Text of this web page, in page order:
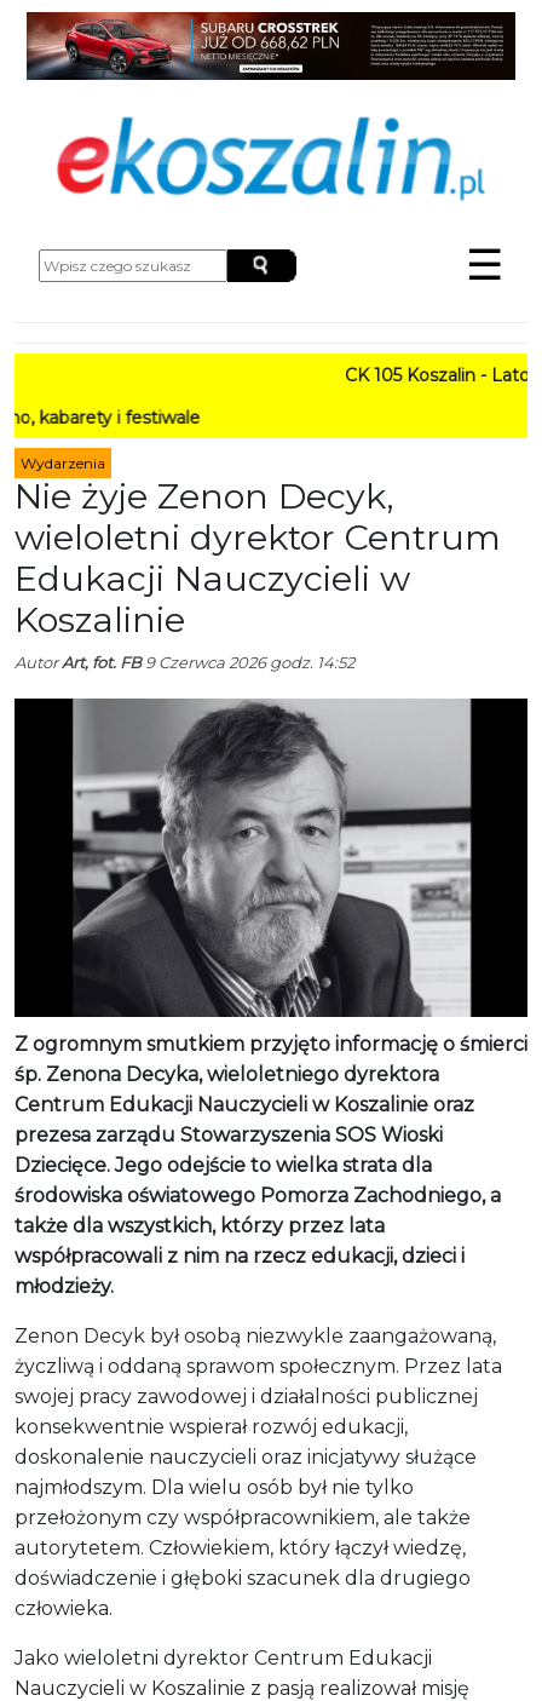
☰
CK 105 Koszalin - Lato w
i festiwale
Wydarzenia
Nie żyje Zenon Decyk,
wieloletni dyrektor Centrum
Edukacji Nauczycieli w
Koszalinie
AutorArt, fot. FB9 Czerwca 2026 godz. 14:52
Z ogromnym smutkiem przyjęto informację o śmierci
śp. Zenona Decyka, wieloletniego dyrektora
Centrum Edukacji Nauczycieli w Koszalinie oraz
prezesa zarządu Stowarzyszenia SOS Wioski
Dziecięce. Jego odejście to wielka strata dla
środowiska oświatowego Pomorza Zachodniego, a
także dla wszystkich, którzy przez lata
współpracowali z nim na rzecz edukacji, dzieci i
młodzieży.
Zenon Decyk był osobą niezwykle zaangażowaną,
życzliwą i oddaną sprawom społecznym. Przez lata
swojej pracy zawodowej i działalności publicznej
konsekwentnie wspierał rozwój edukacji,
doskonalenie nauczycieli oraz inicjatywy służące
najmłodszym. Dla wielu osób był nie tylko
przełożonym czy współpracownikiem, ale także
autorytetem. Człowiekiem, który łączył wiedzę,
doświadczenie i głęboki szacunek dla drugiego
człowieka.
Jako wieloletni dyrektor Centrum Edukacji
Nauczycieli w Koszalinie z pasją realizował misję